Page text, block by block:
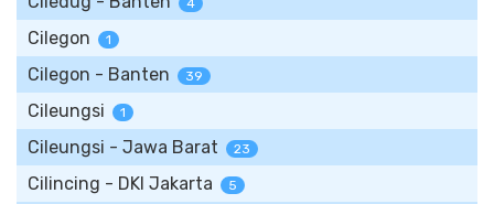
4
Cilegon 1
Cilegon - Banten 39
Cileungsi 1
Cileungsi - Jawa Barat 23
Cilincing - DKI Jakarta 5